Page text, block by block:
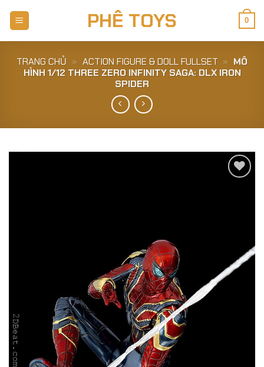
PHÊ TOYS 0
TRANG CHỦ » ACTION FIGURE & DOLL FULLSET » MÔ
HÌNH 1/12 THREE ZERO INFINITY SAGA: DLX IRON
SPIDER